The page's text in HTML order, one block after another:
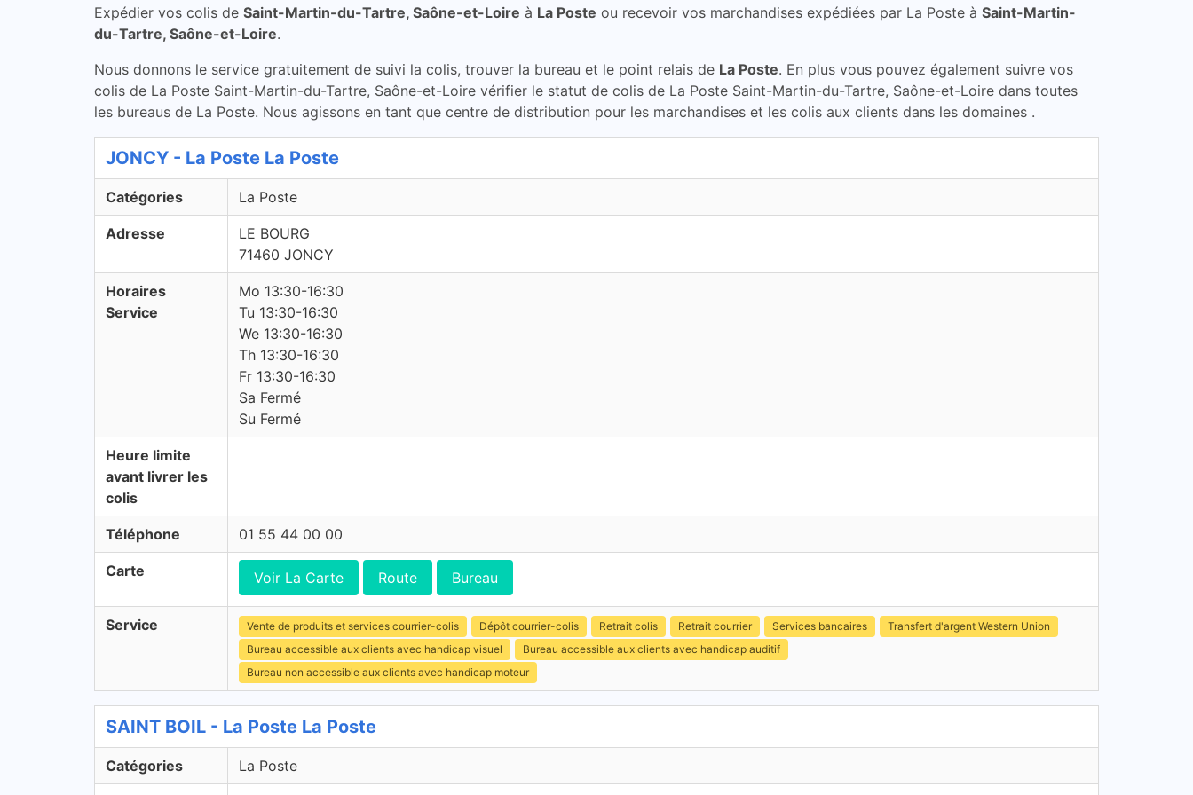
Expédier vos colis de Saint-Martin-du-Tartre, Saône-et-Loire à La Poste ou recevoir vos marchandises expédiées par La Poste à Saint-Martin-
du-Tartre, Saône-et-Loire.
Nous donnons le service gratuitement de suivi la colis, trouver la bureau et le point relais de La Poste. En plus vous pouvez également suivre vos
colis de La Poste Saint-Martin-du-Tartre, Saône-et-Loire vérifier le statut de colis de La Poste Saint-Martin-du-Tartre, Saône-et-Loire dans toutes
les bureaus de La Poste. Nous agissons en tant que centre de distribution pour les marchandises et les colis aux clients dans les domaines .
JONCY - La Poste La Poste
Catégories La Poste
Adresse
LE BOURG
71460 JONCY
Horaires
Service
Mo 13:30-16:30
Tu 13:30-16:30
We 13:30-16:30
Th 13:30-16:30
Fr 13:30-16:30
Sa Fermé
Su Fermé
Heure limite
avant livrer les
colis
Téléphone 01 55 44 00 00
Carte Voir La Carte Route Bureau
Service Vente de produits et services courrier-colis Dépôt courrier-colis Retrait colis Retrait courrier Services bancaires
Transfert d'argent Western Union
Bureau accessible aux clients avec handicap visuel
Bureau accessible aux clients avec handicap auditif
Bureau non accessible aux clients avec handicap moteur
SAINT BOIL - La Poste La Poste
Catégories La Poste